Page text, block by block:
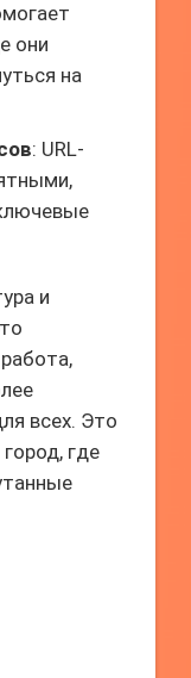
они
на
: URL-
и
всех. Это
где